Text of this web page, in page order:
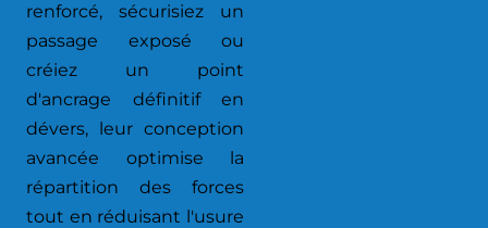
renforcé, sécurisiez un
passage exposé ou
créiez un point
d'ancrage définitif en
dévers, leur conception
avancée optimise la
répartition des forces
tout en réduisant l'usure